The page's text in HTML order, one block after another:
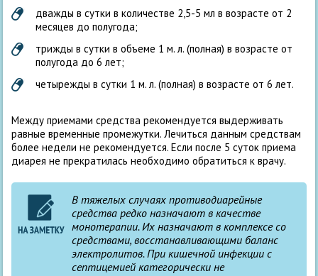
дважды в сутки в количестве 2,5-5 мл в возрасте от 2
месяцев до полугода;
трижды в сутки в объеме 1 м. л. (полная) в возрасте от
полугода до 6 лет;
четырежды в сутки 1 м. л. (полная) в возрасте от 6 лет.
Между приемами средства рекомендуется выдерживать
равные временные промежутки. Лечиться данным средствам
более недели не рекомендуется. Если после 5 суток приема
диарея не прекратилась необходимо обратиться к врачу.
В тяжелых случаях противодиарейные
средства редко назначают в качестве
монотерапии. Их назначают в комплексе со
средствами, восстанавливающими баланс
электролитов. При кишечной инфекции с
септицемией категорически не